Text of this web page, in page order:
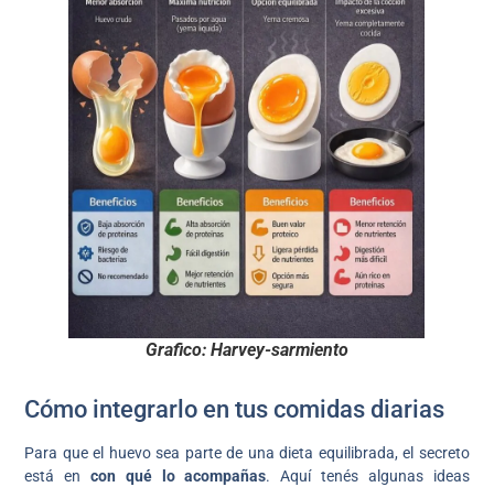
Grafico: Harvey-sarmiento
Cómo integrarlo en tus comidas diarias
Para que el huevo sea parte de una dieta equilibrada, el secreto
está en con qué lo acompañas. Aquí tenés algunas ideas